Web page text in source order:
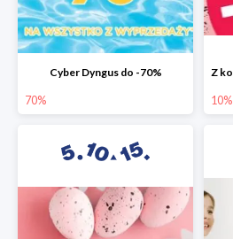
Cyber Dyngus do -70%
70% 10%